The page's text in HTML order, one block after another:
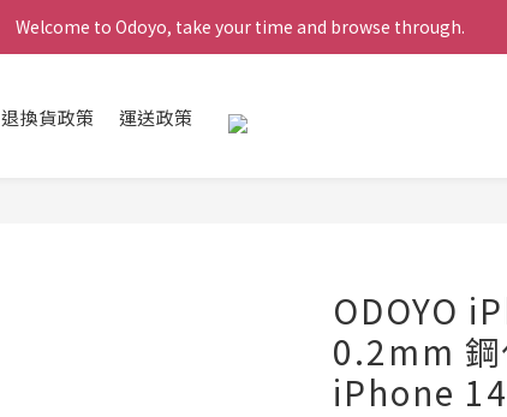
Welcome to Odoyo, take your time and browse through.
退換貨政策 運送政策
ODOYO
0.2mm 鋼
iPhone